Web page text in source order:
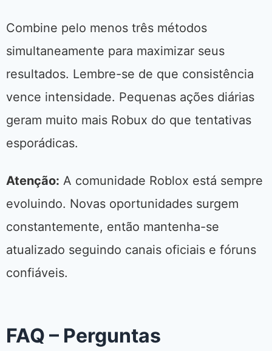
Combine pelo menos três métodos
simultaneamente para maximizar seus
resultados. Lembre-se de que consistência
vence intensidade. Pequenas ações diárias
geram muito mais Robux do que tentativas
esporádicas.
Atenção: A comunidade Roblox está sempre
evoluindo. Novas oportunidades surgem
constantemente, então mantenha-se
atualizado seguindo canais oficiais e fóruns
confiáveis.
FAQ – Perguntas